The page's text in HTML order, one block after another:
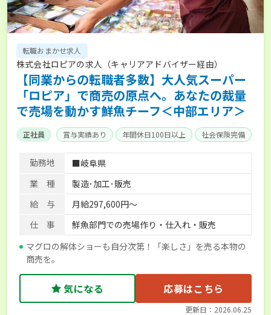
転職おまかせ求人
株式会社ロピアの求人（キャリアアドバイザー経由）
【同業からの転職者多数】大人気スーパー
「ロピア」で商売の原点へ。あなたの裁量
で売場を動かす鮮魚チーフ＜中部エリア＞
正社員 賞与実績あり 年間休日100日以上 社会保険完備
勤務地
■岐阜県
業 種
製造･加工･販売
給 与
月給297,600円～
仕 事
鮮魚部門での売場作り・仕入れ・販売
マグロの解体ショーも自分次第！「楽しさ」を売る本物の
商売を。
気になる 応募はこちら
更新日：2026.06.25